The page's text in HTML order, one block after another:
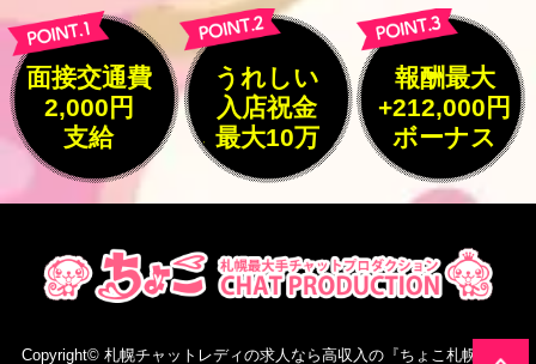
面接交通費
2,000円
支給
うれしい
入店祝金
最大10万
報酬最大
+212,000円
ボーナス
Copyright© 札幌チャットレディの求人なら高収入の『ちょこ札幌』 All